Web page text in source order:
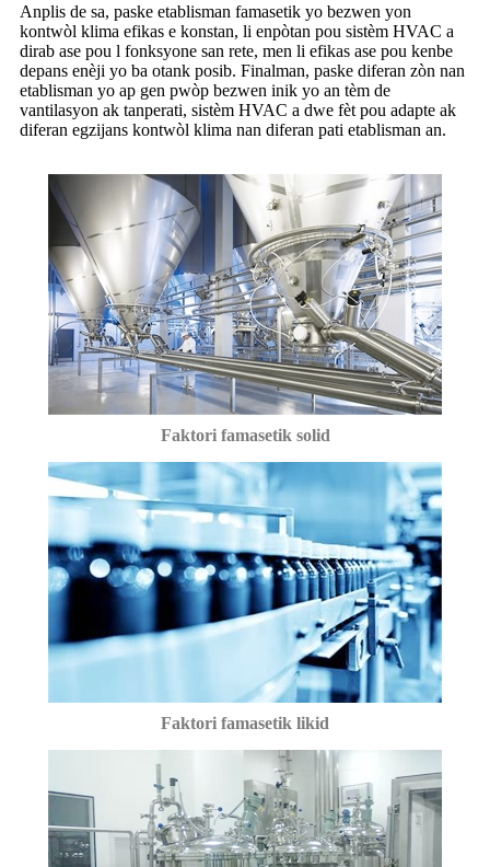
Anplis de sa, paske etablisman famasetik yo bezwen yon
kontwòl klima efikas e konstan, li enpòtan pou sistèm HVAC a
dirab ase pou l fonksyone san rete, men li efikas ase pou kenbe
depans enèji yo ba otank posib. Finalman, paske diferan zòn nan
etablisman yo ap gen pwòp bezwen inik yo an tèm de
vantilasyon ak tanperati, sistèm HVAC a dwe fèt pou adapte ak
diferan egzijans kontwòl klima nan diferan pati etablisman an.
Faktori famasetik solid
Faktori famasetik likid